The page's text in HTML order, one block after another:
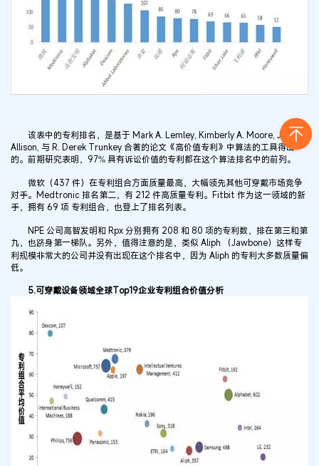
该表中的专利排名，是基于 Mark A. Lemley, Kimberly A. Moore, John R.
Allison, 与 R. Derek Trunkey 合著的论文《高价值专利》中算法的工具得出
的。前期研究表明，97% 具有诉讼价值的专利都在这个算法排名中的前列。
微软（437 件）在专利组合方面质量最高，大幅领先其他可穿戴市场竞争
对手。Medtronic 排名第二，有 212 件高质量专利。Fitbit 作为这一领域的新
手，拥有 69 项 专利组合，也登上了排名列表。
NPE 公司高智发明和 Rpx 分别拥有 208 和 80 项的专利数，排在第三和第
九，也跻身第一梯队。另外，值得注意的是，类似 Aliph （Jawbone）这样专
利规模非常大的公司并没有出现在这个排名中，因为 Aliph 的专利大多数质量偏
低。
5.可穿戴设备领域全球Top19企业专利组合价值分析